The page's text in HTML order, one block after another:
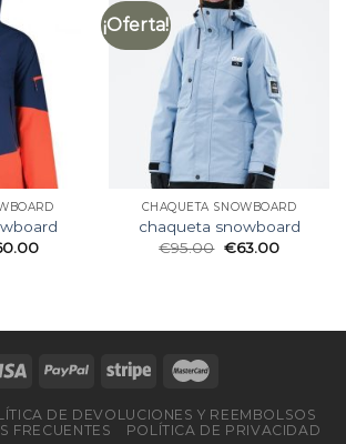
¡Oferta!
CHAQUETA SNOWBOARD
chaqueta snowboard
€95.00 €63.00
DE DEVOLUCIONES Y REEMBOLSOS
FRECUENTES
POLÍTICA DE PRIVACIDAD